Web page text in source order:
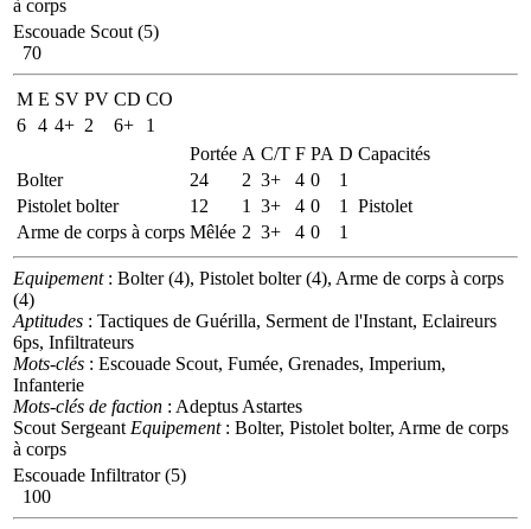
à corps
Escouade Scout (5)
70
M E SV PV CD CO
6 4 4+ 2 6+
1
Portée A C/T F PA D Capacités
Bolter
24 2 3+ 4 0
1
Pistolet bolter
12 1 3+ 4 0 1
Pistolet
Arme de corps à corps Mêlée 2 3+ 4 0 1
Equipement: Bolter (4), Pistolet bolter (4), Arme de corps à corps
(4)
Aptitudes : Tactiques de Guérilla, Serment de l'Instant, Eclaireurs
6ps, Infiltrateurs
Mots-clés : Escouade Scout, Fumée, Grenades, Imperium,
Infanterie
Mots-clés de faction : Adeptus Astartes
Scout Sergeant Equipement: Bolter, Pistolet bolter, Arme de corps
à corps
Escouade Infiltrator (5)
100